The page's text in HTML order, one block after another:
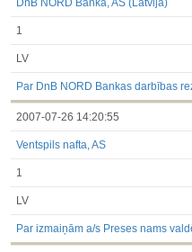
DnB NORD Banka, AS (Latvija)
1
LV
Par DnB NORD Bankas darbības
2007-07-26 14:20:55
Ventspils nafta, AS
1
LV
Par izmaiņām a/s Preses nams